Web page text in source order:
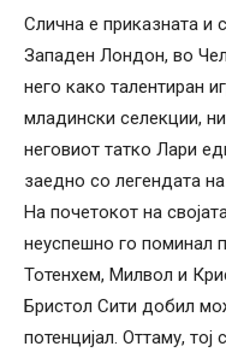
Слична е приказната
Западен Лондон, во
него како талентиран
младински селекции,
неговиот татко Лари
заедно со легендата
На почетокот на
неуспешно го поминал
Тотенхем, Милвол и
Бристол Сити добил
потенцијал. Оттаму,